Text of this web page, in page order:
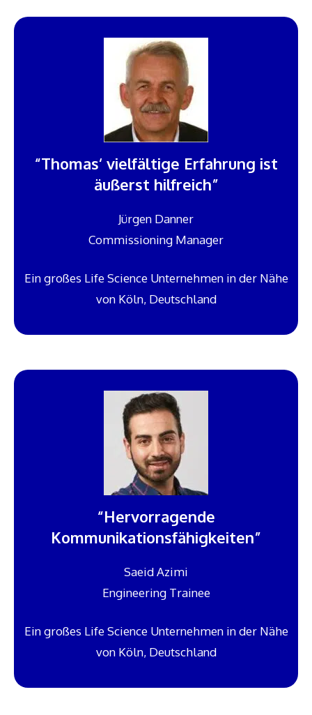
“Thomas‘ vielfältige Erfahrung ist
äußerst hilfreich”
Jürgen Danner
Commissioning Manager
Ein großes Life Science Unternehmen in der Nähe
von Köln, Deutschland
“Hervorragende
Kommunikationsfähigkeiten”
Saeid Azimi
Engineering Trainee
Ein großes Life Science Unternehmen in der Nähe
von Köln, Deutschland